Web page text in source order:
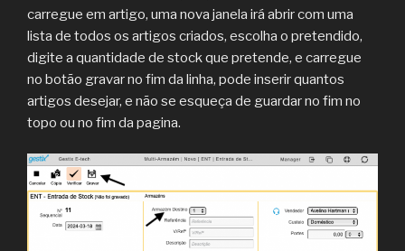
carregue em artigo, uma nova janela irá abrir com uma
lista de todos os artigos criados, escolha o pretendido,
digite a quantidade de stock que pretende, e carregue
no botão gravar no fim da linha, pode inserir quantos
artigos desejar, e não se esqueça de guardar no fim no
topo ou no fim da pagina.